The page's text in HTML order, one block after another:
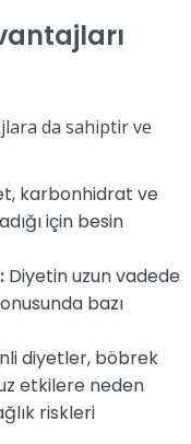
da sahiptir ve
karbonhidrat ve
için besin
Diyetin uzun vadede
bazı
diyetler, böbrek
etkilere neden
riskleri